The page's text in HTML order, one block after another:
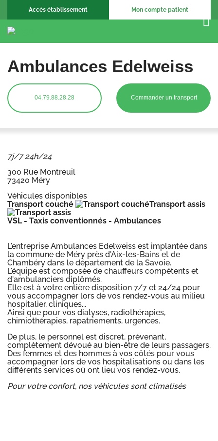
Accès établissement Mon compte patient
Ambulances Edelweiss
04.79.88.28.28 Commander un transport
7j/7 24h/24
300 Rue Montreuil
73420 Méry
Véhicules disponibles
Transport couché
Transport assis
VSL - Taxis conventionnés - Ambulances
L'entreprise Ambulances Edelweiss est implantée dans
la commune de Méry près d'Aix-les-Bains et de
Chambéry dans le département de la Savoie.
L'équipe est composée de chauffeurs compétents et
d'ambulanciers diplômés.
Elle est à votre entière disposition 7/7 et 24/24 pour
vous accompagner lors de vos rendez-vous au milieu
hospitalier, cliniques...
Ainsi que pour vos dialyses, radiothérapies,
chimiothérapies, rapatriements, urgences.
De plus, le personnel est discret, prévenant,
complètement dévoué au bien-être de leurs passagers.
Des femmes et des hommes à vos côtés pour vous
accompagner lors de vos hospitalisations ou dans les
différents services où ont lieu vos rendez-vous.
Pour votre confort, nos véhicules sont climatisés